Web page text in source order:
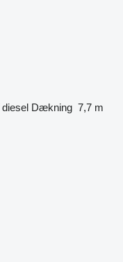
diesel Dækning 7,7 m